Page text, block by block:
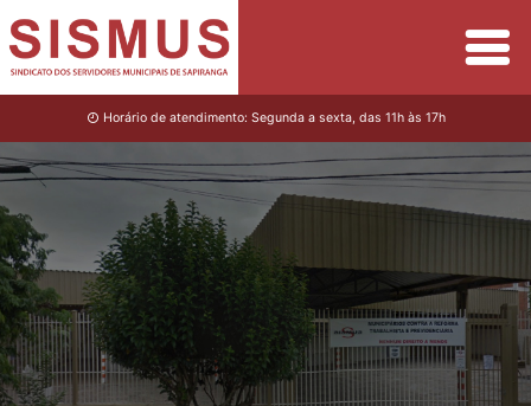
Horário de atendimento: Segunda a sexta, das 11h às 17h